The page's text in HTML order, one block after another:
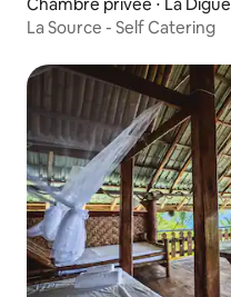
La Source - Self Catering